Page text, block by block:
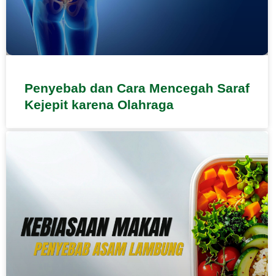
Penyebab dan Cara Mencegah Saraf
Kejepit karena Olahraga